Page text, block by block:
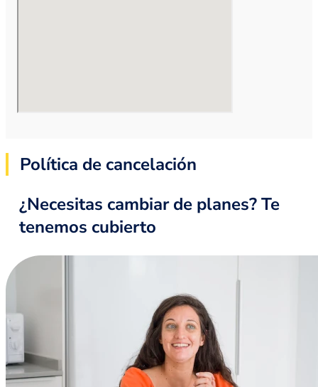
Política de cancelación
¿Necesitas cambiar de planes? Te
tenemos cubierto